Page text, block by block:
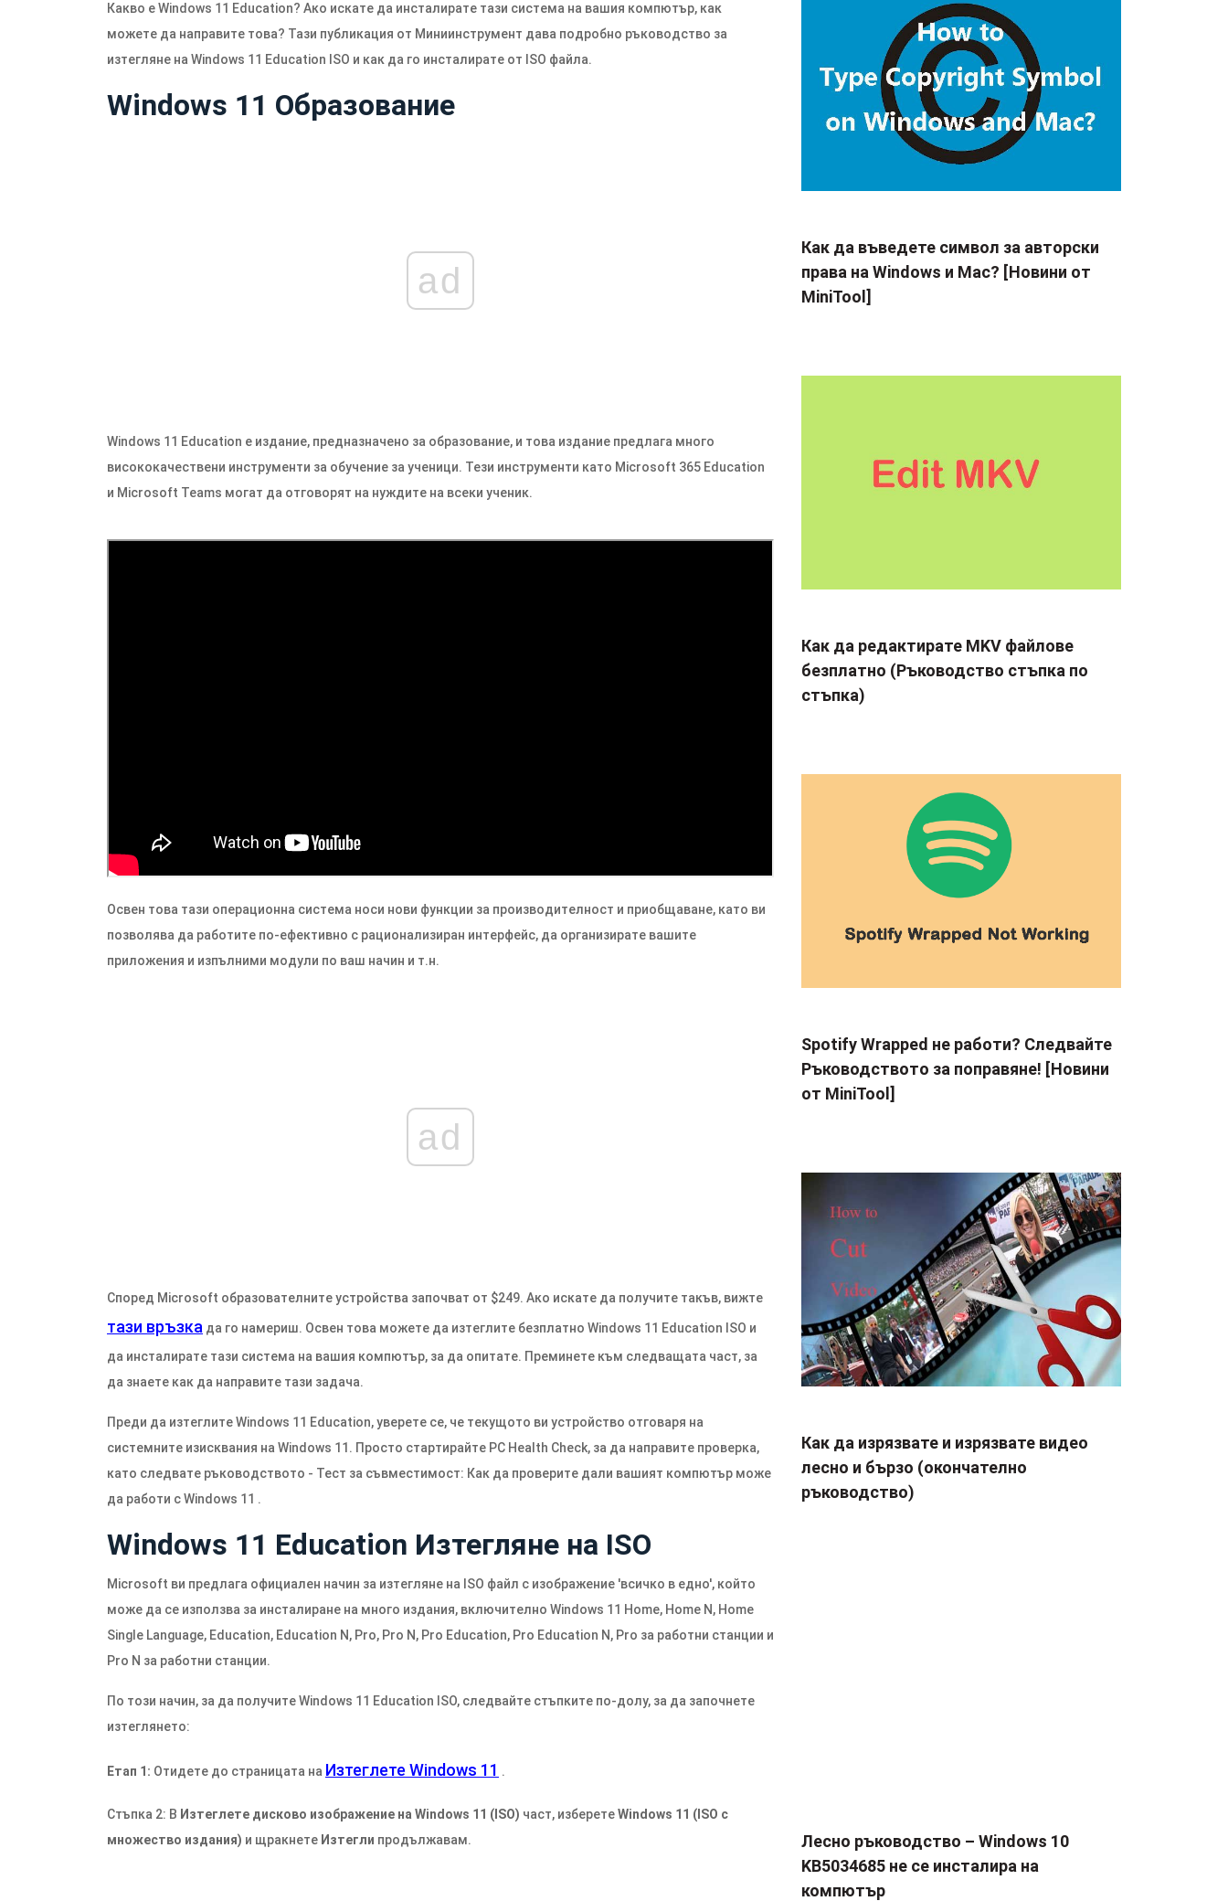
Какво е Windows 11 Education? Ако искате да инсталирате тази система на вашия компютър, как
можете да направите това? Тази публикация от Миниинструмент дава подробно ръководство за
изтегляне на Windows 11 Education ISO и как да го инсталирате от ISO файла.
Windows 11 Образование
ad
Windows 11 Education е издание, предназначено за образование, и това издание предлага много
висококачествени инструменти за обучение за ученици. Тези инструменти като Microsoft 365 Education
и Microsoft Teams могат да отговорят на нуждите на всеки ученик.
Освен това тази операционна система носи нови функции за производителност и приобщаване, като ви
позволява да работите по-ефективно с рационализиран интерфейс, да организирате вашите
приложения и изпълними модули по ваш начин и т.н.
ad
Според Microsoft образователните устройства започват от $249. Ако искате да получите такъв, вижте
тази връзка да го намериш. Освен това можете да изтеглите безплатно Windows 11 Education ISO и
да инсталирате тази система на вашия компютър, за да опитате. Преминете към следващата част, за
да знаете как да направите тази задача.
Преди да изтеглите Windows 11 Education, уверете се, че текущото ви устройство отговаря на
системните изисквания на Windows 11. Просто стартирайте PC Health Check, за да направите проверка,
като следвате ръководството - Тест за съвместимост: Как да проверите дали вашият компютър може
да работи с Windows 11 .
Windows 11 Education Изтегляне на ISO
Microsoft ви предлага официален начин за изтегляне на ISO файл с изображение 'всичко в едно', който
може да се използва за инсталиране на много издания, включително Windows 11 Home, Home N, Home
Single Language, Education, Education N, Pro, Pro N, Pro Education, Pro Education N, Pro за работни станции и
Pro N за работни станции.
По този начин, за да получите Windows 11 Education ISO, следвайте стъпките по-долу, за да започнете
изтеглянето:
Етап 1: Отидете до страницата на Изтеглете Windows 11 .
Стъпка 2: В Изтеглете дисково изображение на Windows 11 (ISO) част, изберетеWindows 11 (ISO с
множество издания) и щракнете Изтегли продължавам.
Как да въведете символ за авторски
права на Windows и Mac? [Новини от
MiniTool]
Как да редактирате MKV файлове
безплатно (Ръководство стъпка по
стъпка)
Spotify Wrapped не работи? Следвайте
Ръководството за поправяне! [Новини
от MiniTool]
Как да изрязвате и изрязвате видео
лесно и бързо (окончателно
ръководство)
Лесно ръководство – Windows 10
KB5034685 не се инсталира на
компютър